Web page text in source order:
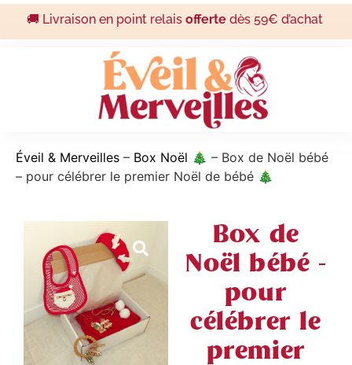
🚚 Livraison en point relais offertedès 59€ d’achat
Éveil & Merveilles – Box Noël 🎄 – Box de Noël bébé
– pour célébrer le premier Noël de bébé 🎄
Box de
Noël bébé -
pour
célébrer le
premier